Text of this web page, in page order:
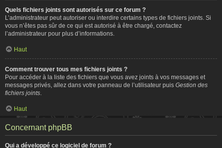
Quels fichiers joints sont autorisés sur ce forum ?
L’administrateur peut autoriser ou interdire certains types de fichiers joints. Si
vous n’êtes pas sûr de ce qui est autorisé à être chargé, contactez
l’administrateur pour plus d’informations.
Haut
Comment trouver tous mes fichiers joints ?
Pour accéder à la liste des fichiers que vous avez joints à vos messages et
messages privés, allez dans votre panneau de l’utilisateur puis Gestion des
fichiers joints
Haut
Concernant phpBB
Qui a développé ce logiciel de forum ?